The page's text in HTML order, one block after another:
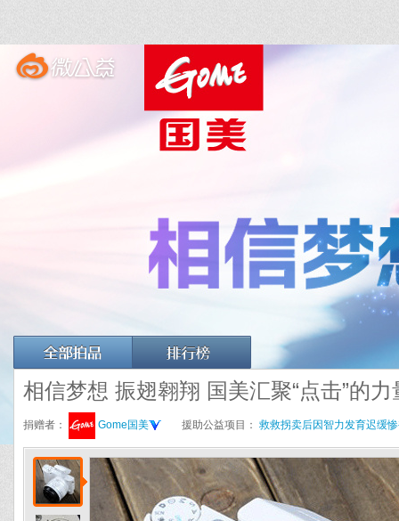
相信梦想 振翅翱翔 国美汇聚“点击”的力
捐赠者： Gome国美 援助公益项目： 救救拐卖后因智力发育迟缓